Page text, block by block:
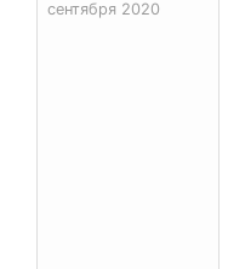
сентября 2020